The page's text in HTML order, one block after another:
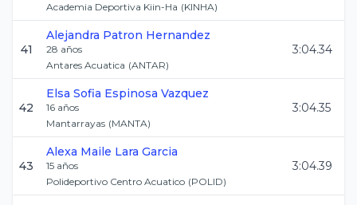
Academia Deportiva Kiin-Ha (KINHA)
41
Alejandra Patron Hernandez
28 años
Antares Acuatica (ANTAR)
3:04.34
42
Elsa Sofia Espinosa Vazquez
16 años
Mantarrayas (MANTA)
3:04.35
43
Alexa Maile Lara Garcia
15 años
Polideportivo Centro Acuatico (POLID)
3:04.39